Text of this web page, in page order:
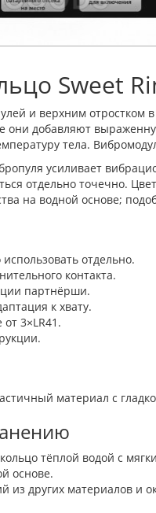
Sweet
и верхним
добавляют
тела.
усиливает
отдельно точечно.
на водной основе;
отдельно.
контакта.
партнёрши.
к хвату.
3×LR41.
материал с
тёплой водой с
основе.
из других материалов и